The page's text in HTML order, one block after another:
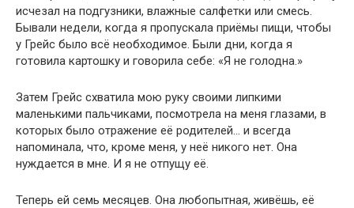
исчезал на подгузники, влажные салфетки или смесь.
Бывали недели, когда я пропускала приёмы пищи, чтобы
у Грейс было всё необходимое. Были дни, когда я
готовила картошку и говорила себе: «Я не голодна.»
Затем Грейс схватила мою руку своими липкими
маленькими пальчиками, посмотрела на меня глазами, в
которых было отражение её родителей… и всегда
напоминала, что, кроме меня, у неё никого нет. Она
нуждается в мне. И я не отпущу её.
Теперь ей семь месяцев. Она любопытная, живёшь, её